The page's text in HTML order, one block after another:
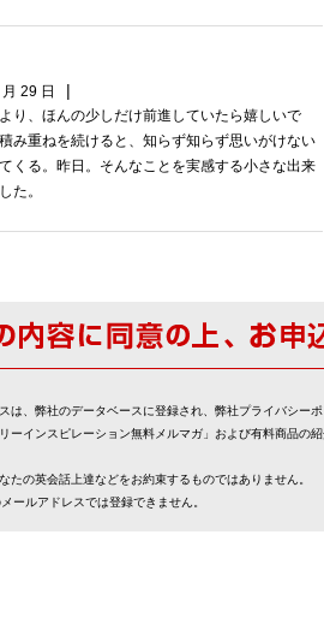
29 日 |
り、ほんの少しだけ前進していたら嬉しいで
み重ねを続けると、知らず知らず思いがけない
くる。昨日。そんなことを実感する小さな出来
た。
は、弊社のデータベースに登録され、弊社プライバシー
ーインスピレーション無料メルマガ」および有料商品の
たの英会話上達などをお約束するものではありません。
ールアドレスでは登録できません。